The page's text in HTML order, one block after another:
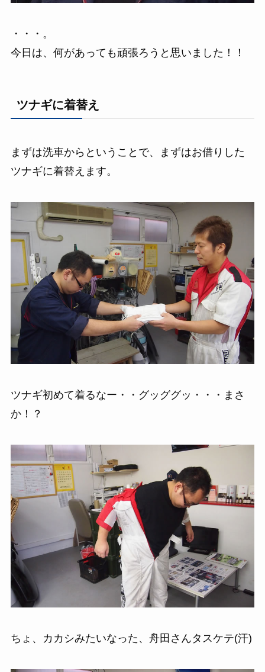
・・・。
今日は、何があっても頑張ろうと思いました！！
ツナギに着替え
まずは洗車からということで、まずはお借りした
ツナギに着替えます。
ツナギ初めて着るなー・・グッググッ・・・まさ
か！？
ちょ、カカシみたいなった、舟田さんタスケテ(汗)